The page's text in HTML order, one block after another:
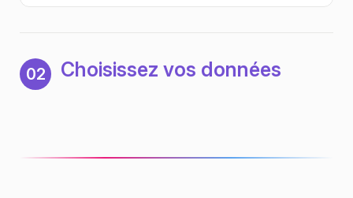
02 Choisissez vos données